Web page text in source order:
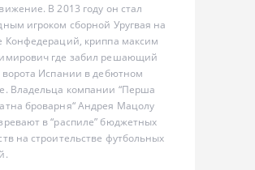
В 2013 году он стал
игроком сборной Уругвая на
Конфедераций, криппа максим
где забил решающий
ворота Испании в дебютном
Владельца компании “Перша
броварня“ Андрея Мацолу
в “распиле” бюджетных
на строительстве футбольных